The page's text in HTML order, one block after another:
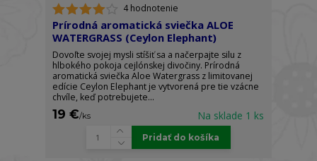
4 hodnotenie
Prírodná aromatická sviečka ALOE
WATERGRASS (Ceylon Elephant)
Dovoľte svojej mysli stíšiť sa a načerpajte silu z
hlbokého pokoja cejlónskej divočiny. Prírodná
aromatická sviečka Aloe Watergrass z limitovanej
edície Ceylon Elephant je vytvorená pre tie vzácne
chvíle, keď potrebujete...
19 €/ks Na sklade 1 ks
Pridať do košíka